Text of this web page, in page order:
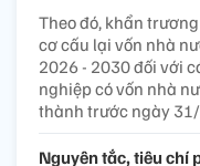
Theo đó, khẩn
cơ cấu lại vốn nhà
2026 - 2030 đối với
nghiệp có vốn nhà
thành trước ngày
Nguyên tắc, tiêu chí